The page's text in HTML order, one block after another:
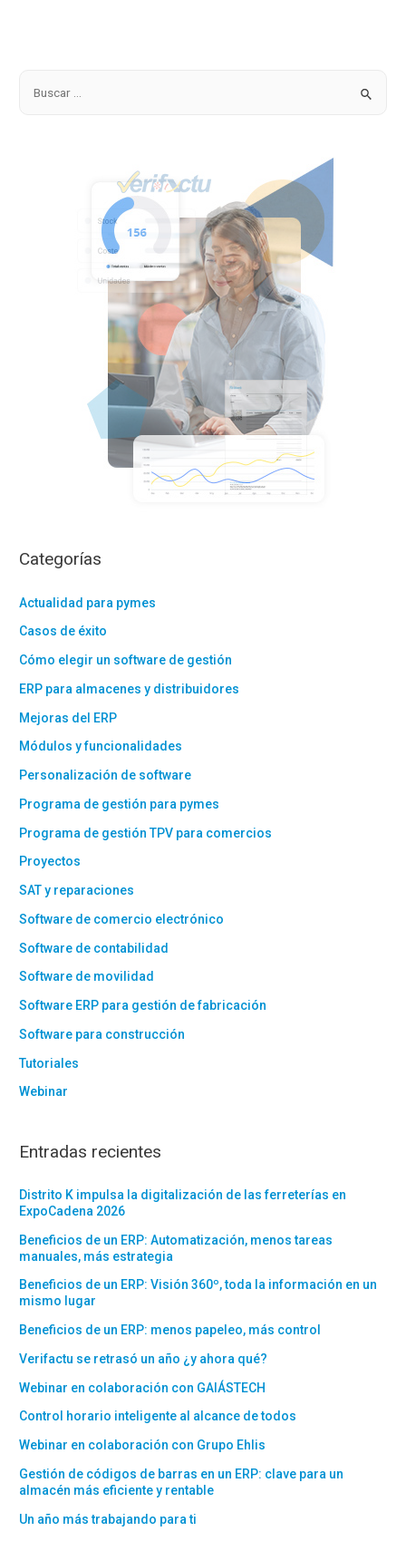
Categorías
Actualidad para pymes
Casos de éxito
Cómo elegir un software de gestión
ERP para almacenes y distribuidores
Mejoras del ERP
Módulos y funcionalidades
Personalización de software
Programa de gestión para pymes
Programa de gestión TPV para comercios
Proyectos
SAT y reparaciones
Software de comercio electrónico
Software de contabilidad
Software de movilidad
Software ERP para gestión de fabricación
Software para construcción
Tutoriales
Webinar
Entradas recientes
Distrito K impulsa la digitalización de las ferreterías en
ExpoCadena 2026
Beneficios de un ERP: Automatización, menos tareas
manuales, más estrategia
Beneficios de un ERP: Visión 360º, toda la información en un
mismo lugar
Beneficios de un ERP: menos papeleo, más control
Verifactu se retrasó un año ¿y ahora qué?
Webinar en colaboración con GAIÁSTECH
Control horario inteligente al alcance de todos
Webinar en colaboración con Grupo Ehlis
Gestión de códigos de barras en un ERP: clave para un
almacén más eficiente y rentable
Un año más trabajando para ti